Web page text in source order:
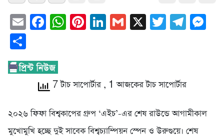
EmailFacebook
WhatsApp
Pinterest
LinkedIn
Gmail
X Twitter
7 টাচ সাপোর্টার , 1 আজকের টাচ সাপোর্টার
২০২৬ ফিফা বিশ্বকাপের গ্রুপ ‘এইচ’-এর শেষ রাউন্ডে আগামীকাল
মুখোমুখি হচ্ছে দুই সাবেক বিশ্বচ্যাম্পিয়ন স্পেন ও উরুগুয়ে। শেষ